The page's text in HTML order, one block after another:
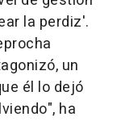
la perdiz'.
un
él lo dejó
ha